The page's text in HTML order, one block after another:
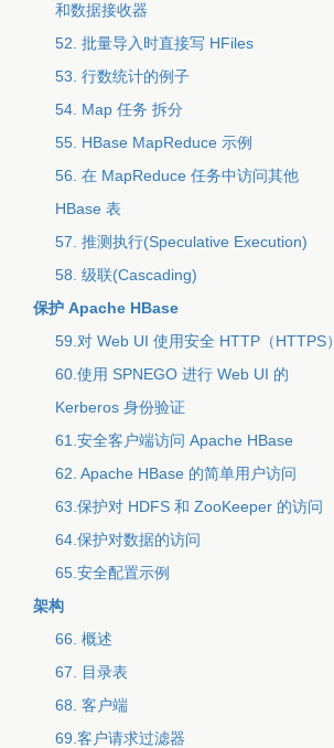
和数据接收器
52. 批量导入时直接写 HFiles
53. 行数统计的例子
54. Map 任务 拆分
55. HBase MapReduce 示例
56. 在 MapReduce 任务中访问其他
HBase 表
57. 推测执行(Speculative Execution)
58. 级联(Cascading)
保护 Apache HBase
59.对 Web UI 使用安全 HTTP（HTTPS）
60.使用 SPNEGO 进行 Web UI 的
Kerberos 身份验证
61.安全客户端访问 Apache HBase
62. Apache HBase 的简单用户访问
63.保护对 HDFS 和 ZooKeeper 的访问
64.保护对数据的访问
65.安全配置示例
架构
66. 概述
67. 目录表
68. 客户端
69.客户请求过滤器